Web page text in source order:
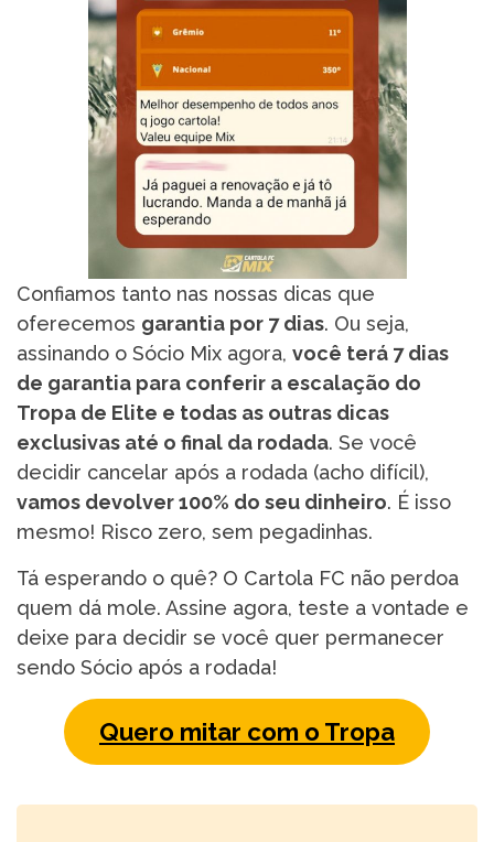
Confiamos tanto nas nossas dicas que
oferecemos garantia por 7 dias. Ou seja,
assinando o Sócio Mix agora, você terá 7 dias
de garantia para conferir a escalação do
Tropa de Elite e todas as outras dicas
exclusivas até o final da rodada. Se você
decidir cancelar após a rodada (acho difícil),
vamos devolver 100% do seu dinheiro. É isso
mesmo! Risco zero, sem pegadinhas.
Tá esperando o quê? O Cartola FC não perdoa
quem dá mole. Assine agora, teste a vontade e
deixe para decidir se você quer permanecer
sendo Sócio após a rodada!
Quero mitar com o Tropa